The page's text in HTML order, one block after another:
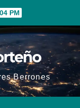
PM
Berrones